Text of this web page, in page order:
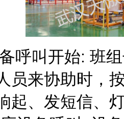
叫开始: 班组
员来协助时，
起、发短信、